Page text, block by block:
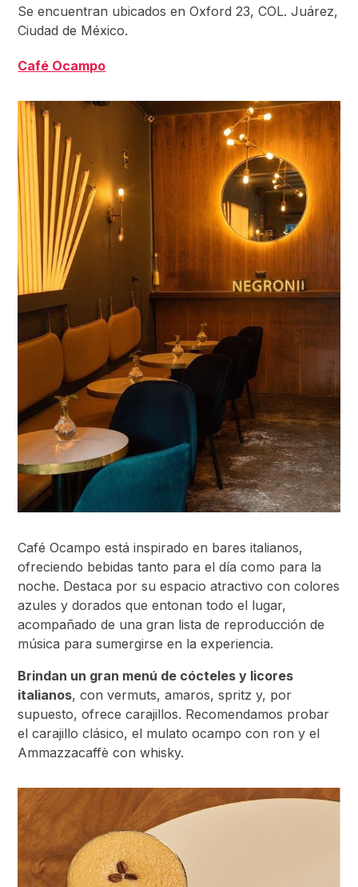
Se encuentran ubicados en Oxford 23, COL. Juárez,
Ciudad de México.
Café Ocampo
Café Ocampo está inspirado en bares italianos,
ofreciendo bebidas tanto para el día como para la
noche. Destaca por su espacio atractivo con colores
azules y dorados que entonan todo el lugar,
acompañado de una gran lista de reproducción de
música para sumergirse en la experiencia.
Brindan un gran menú de cócteles y licores
italianos, con vermuts, amaros, spritz y, por
supuesto, ofrece carajillos. Recomendamos probar
el carajillo clásico, el mulato ocampo con ron y el
Ammazzacaffè con whisky.